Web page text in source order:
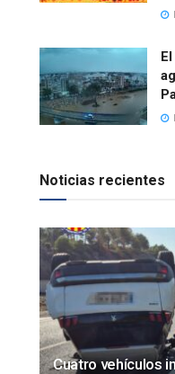
Noticias recientes
Cuatro vehículos